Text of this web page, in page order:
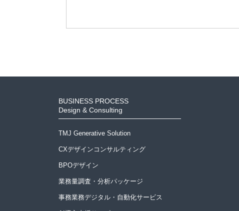
BUSINESS PROCESS
Design & Consulting
TMJ Generative Solution
CXデザインコンサルティング
BPOデザイン
業務量調査・分析パッケージ
事務業務デジタル・自動化サービス